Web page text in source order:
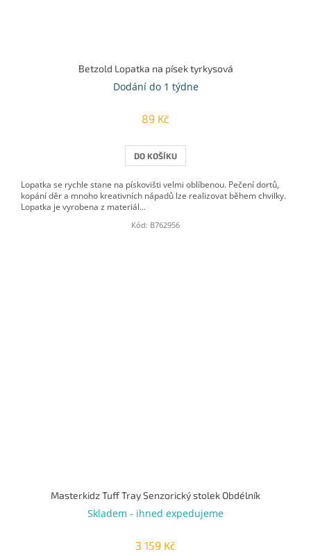
Betzold Lopatka na písek tyrkysová
Dodání do 1 týdne
89 Kč
DO KOŠÍKU
Lopatka se rychle stane na pískovišti velmi oblíbenou. Pečení dortů,
kopání děr a mnoho kreativních nápadů lze realizovat během chvilky.
Lopatka je vyrobena z materiál...
Kód: B762956
Masterkidz Tuff Tray Senzorický stolek Obdélník
Skladem - ihned expedujeme
3 159 Kč